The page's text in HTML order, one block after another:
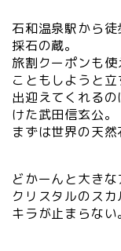
石和温泉駅から
採石の蔵。
旅割クーポンも
こともしようと立
出迎えてくれる
けた武田信玄公。
まずは世界の天然
どかーんと大きな
クリスタルのス
キラが止まらない